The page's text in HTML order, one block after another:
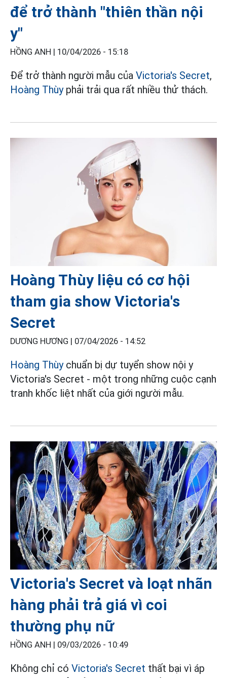
để trở thành "thiên thần nội
y"
HỒNG ANH | 10/04/2026 - 15:18
Để trở thành người mẫu của Victoria's Secret,
Hoàng Thùyphải trải qua rất nhiều thử thách.
Hoàng Thùy liệu có cơ hội
tham gia show Victoria's
Secret
DƯƠNG HƯƠNG | 07/04/2026 - 14:52
Hoàng Thùychuẩn bị dự tuyển show nội y
Victoria's Secret - một trong những cuộc cạnh
tranh khốc liệt nhất của giới người mẫu.
Victoria's Secret và loạt nhãn
hàng phải trả giá vì coi
thường phụ nữ
HỒNG ANH | 09/03/2026 - 10:49
Không chỉ có Victoria's Secret thất bại vì áp